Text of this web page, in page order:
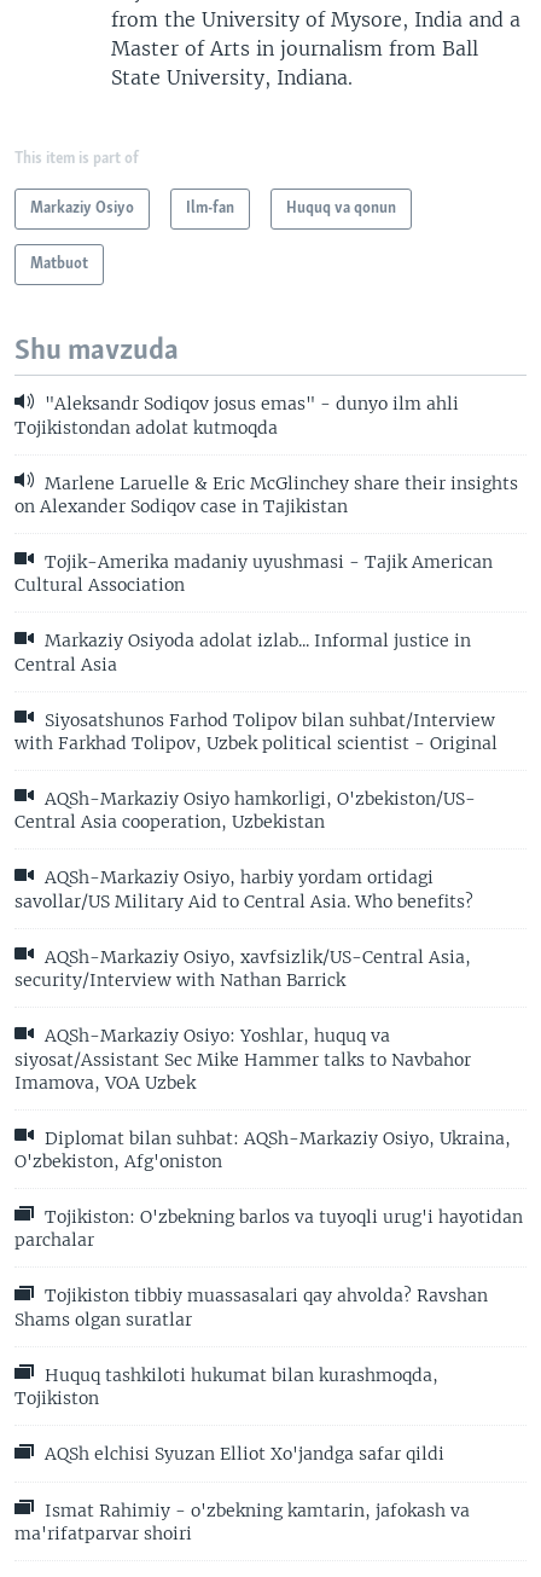
from the University of Mysore, India and a
Master of Arts in journalism from Ball
State University, Indiana.
This item is part of
Markaziy Osiyo Ilm-fan Huquq va qonun
Matbuot
Shu mavzuda
"Aleksandr Sodiqov josus emas" - dunyo ilm ahli
Tojikistondan adolat kutmoqda
Marlene Laruelle & Eric McGlinchey share their insights
on Alexander Sodiqov case in Tajikistan
Tojik-Amerika madaniy uyushmasi - Tajik American
Cultural Association
Markaziy Osiyoda adolat izlab... Informal justice in
Central Asia
Siyosatshunos Farhod Tolipov bilan suhbat/Interview
with Farkhad Tolipov, Uzbek political scientist - Original
AQSh-Markaziy Osiyo hamkorligi, O'zbekiston/US-
Central Asia cooperation, Uzbekistan
AQSh-Markaziy Osiyo, harbiy yordam ortidagi
savollar/US Military Aid to Central Asia. Who benefits?
AQSh-Markaziy Osiyo, xavfsizlik/US-Central Asia,
security/Interview with Nathan Barrick
AQSh-Markaziy Osiyo: Yoshlar, huquq va
siyosat/Assistant Sec Mike Hammer talks to Navbahor
Imamova, VOA Uzbek
Diplomat bilan suhbat: AQSh-Markaziy Osiyo, Ukraina,
O'zbekiston, Afg'oniston
Tojikiston: O'zbekning barlos va tuyoqli urug'i hayotidan
parchalar
Tojikiston tibbiy muassasalari qay ahvolda? Ravshan
Shams olgan suratlar
Huquq tashkiloti hukumat bilan kurashmoqda,
Tojikiston
AQSh elchisi Syuzan Elliot Xo'jandga safar qildi
Ismat Rahimiy - o'zbekning kamtarin, jafokash va
ma'rifatparvar shoiri